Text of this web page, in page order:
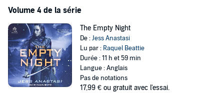
Volume 4 de la série
The Empty Night
De :Jess Anastasi
Lu par : Raquel Beattie
Durée : 11 h et 59 min
Langue : Anglais
Pas de notations
17,99 € ou gratuit avec l'essai.